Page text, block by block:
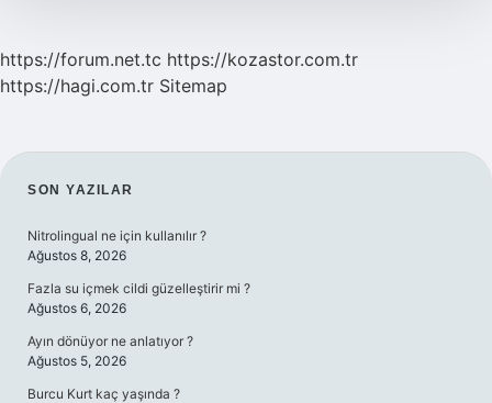
https://forum.net.tc https://kozastor.com.tr
https://hagi.com.tr Sitemap
SIDEBAR
SON YAZILAR
Nitrolingual ne için kullanılır ?
Ağustos 8, 2026
Fazla su içmek cildi güzelleştirir mi ?
Ağustos 6, 2026
Ayın dönüyor ne anlatıyor ?
Ağustos 5, 2026
Burcu Kurt kaç yaşında ?